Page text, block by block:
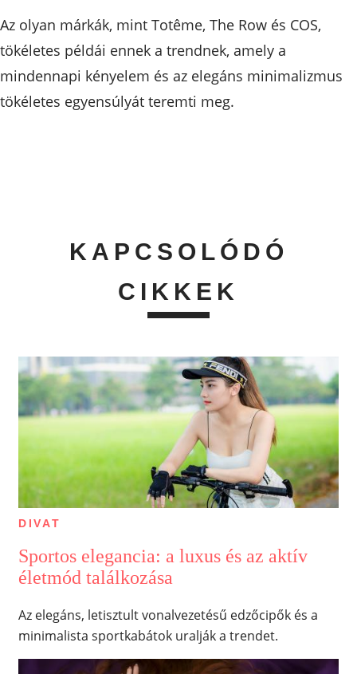
Az olyan márkák, mint Totême, The Row és COS,
tökéletes példái ennek a trendnek, amely a
mindennapi kényelem és az elegáns minimalizmus
tökéletes egyensúlyát teremti meg.
KAPCSOLÓDÓ
CIKKEK
DIVAT
Sportos elegancia: a luxus és az aktív
életmód találkozása
Az elegáns, letisztult vonalvezetésű edzőcipők és a
minimalista sportkabátok uralják a trendet.